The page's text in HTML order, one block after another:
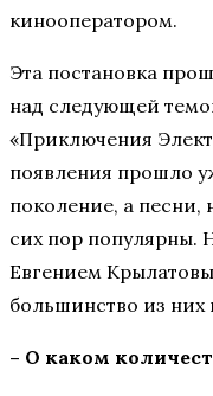
кинооператором.
Эта постановка
над следующей
«Приключения
появления прошло
поколение, а песни,
сих пор популярны.
Евгением
большинство из них
– О каком